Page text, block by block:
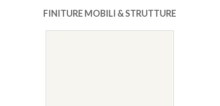
FINITURE MOBILI & STRUTTURE